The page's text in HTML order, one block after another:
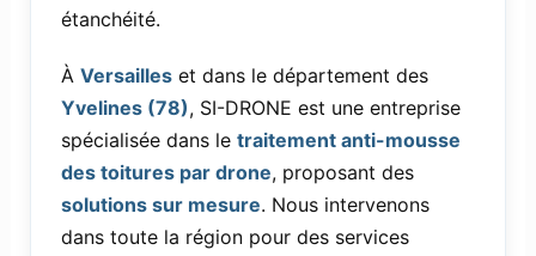
étanchéité.
À Versailleset dans le département des
Yvelines (78), SI-DRONE est une entreprise
spécialisée dans le traitement anti-mousse
des toitures par drone, proposant des
solutions sur mesure. Nous intervenons
dans toute la région pour des services